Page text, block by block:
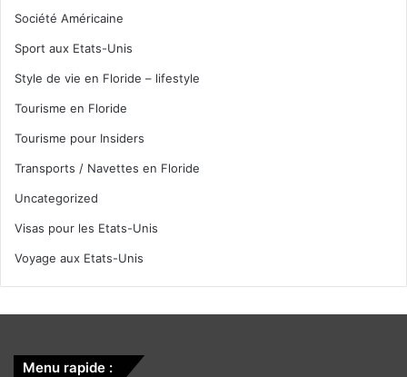
Société Américaine
Sport aux Etats-Unis
Style de vie en Floride – lifestyle
Tourisme en Floride
Tourisme pour Insiders
Transports / Navettes en Floride
Uncategorized
Visas pour les Etats-Unis
Voyage aux Etats-Unis
Menu rapide :